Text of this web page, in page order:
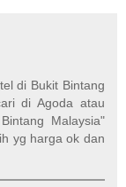
di Bukit Bintang
di Agoda atau
Malaysia"
yg harga ok dan